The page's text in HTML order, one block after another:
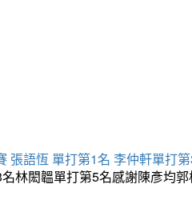
張語恆 單打第1名 李仲軒單打
林閎韞單打第5名感謝陳彥均